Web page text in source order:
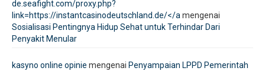
de.seafight.com/proxy.php?
link=https://instantcasinodeutschland.de/</a mengenai
Sosialisasi Pentingnya Hidup Sehat untuk Terhindar Dari
Penyakit Menular
kasyno online opinie mengenai Penyampaian LPPD Pemerintah